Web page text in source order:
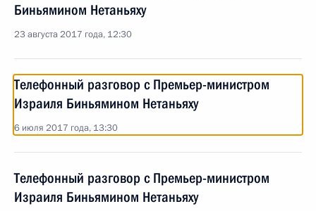
Биньямином Нетаньяху
23 августа 2017 года, 12:30
Телефонный разговор с Премьер-министром
Израиля Биньямином Нетаньяху
6 июля 2017 года, 13:30
Телефонный разговор с Премьер-министром
Израиля Биньямином Нетаньяху